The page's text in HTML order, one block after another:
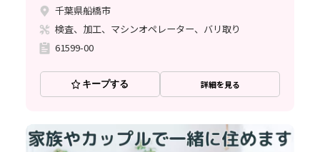
千葉県船橋市
検査、加工、マシンオペレーター、バリ取り
61599-00
キープする 詳細を見る